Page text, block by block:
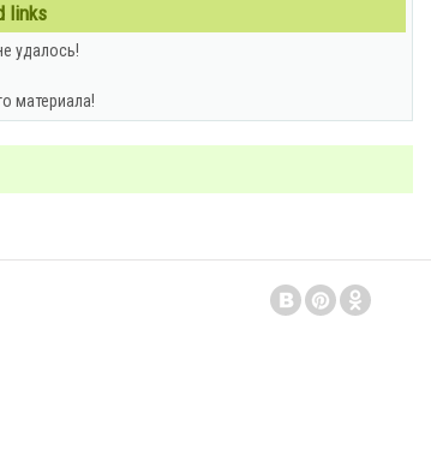
links
удалось!
материала!